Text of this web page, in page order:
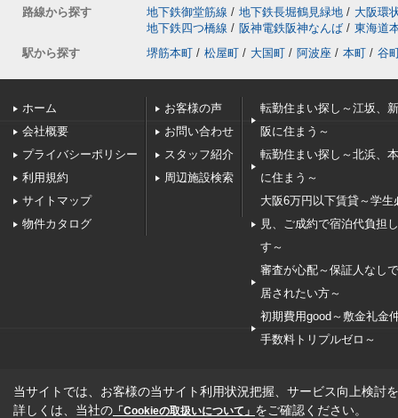
路線から探す
地下鉄御堂筋線 / 地下鉄長堀鶴見緑地 / 大阪環
地下鉄四つ橋線 / 阪神電鉄阪神なんば / 東海道
駅から探す
堺筋本町 / 松屋町 / 大国町 / 阿波座 / 本町 / 谷
ホーム
会社概要
プライバシーポリシー
利用規約
サイトマップ
物件カタログ
お客様の声
お問い合わせ
スタッフ紹介
周辺施設検索
転勤住まい探し～江坂、
阪に住まう～
転勤住まい探し～北浜、
に住まう～
大阪6万円以下賃貸～学生
見、ご成約で宿泊代負担
す～
審査が心配～保証人なし
居されたい方～
初期費用good～敷金礼金
手数料トリプルゼロ～
当サイトでは、お客様の当サイト利用状況把握、サービス向上検討
詳しくは、当社の 「Cookieの取扱いについて」 をご確認ください。